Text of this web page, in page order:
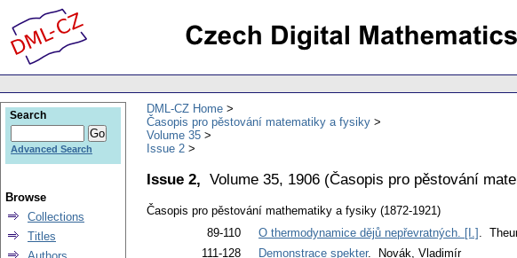
DML-CZ Home
Časopis pro pěstování matematiky a fysiky
Volume 35
Issue 2
Issue 2, Volume 35, 1906 (Časopis pro pěstování
Časopis pro pěstování mathematiky a fysiky (1872-1921)
89-110
O thermodynamice dějů nepřevratných. [I.] .
111-128
Demonstrace spekter. Novák, Vladimír
Search
Advanced Search
Browse
Collections
Titles